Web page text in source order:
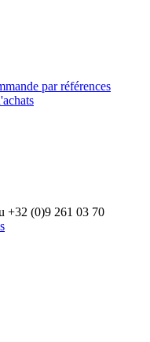
par références
+32 (0)9 261 03 70